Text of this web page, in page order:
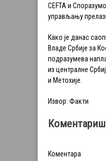
CEFТА и
управљању
Како је данас
Владе Србије за
подразумева
из централне
и Метохије.
Извор: Факти
Коментара